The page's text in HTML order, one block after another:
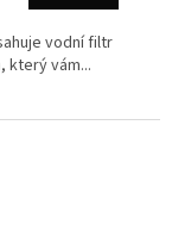
vodní filtr
který vám...